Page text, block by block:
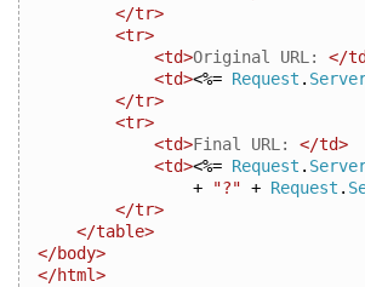
</tr>
<tr>
<td>Original URL: </
<td><%= Request .
</tr>
<tr>
<td>Final URL: </td>
<td><%= Request .
+
"?" + Request .
</tr>
</table>
</body>
</html>